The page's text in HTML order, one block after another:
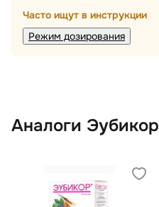
Часто ищут в инструкции
Режим дозирования
Аналоги Эубикор